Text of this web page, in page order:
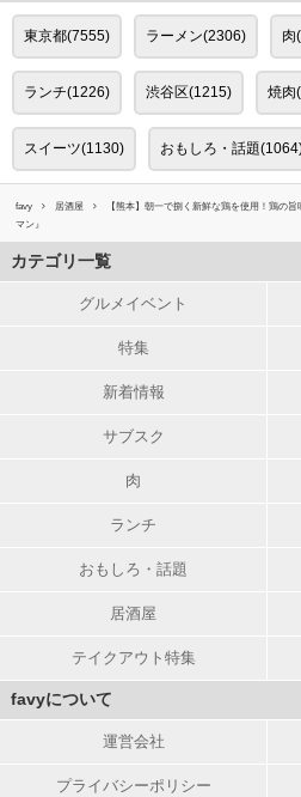
東京都(7555) ラーメン(2306) 肉
ランチ(1226) 渋谷区(1215) 焼肉
スイーツ(1130) おもしろ・話題
favy 居酒屋
【熊本】朝一で捌く新鮮な鶏を使用！鶏の
マン』
カテゴリ一覧
グルメイベント
特集
新着情報
サブスク
肉
ランチ
おもしろ・話題
居酒屋
テイクアウト特集
favyについて
運営会社
プライバシーポリシー